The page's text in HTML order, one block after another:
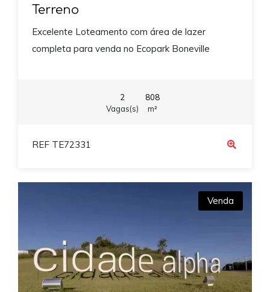
Terreno
Excelente Loteamento com área de lazer
completa para venda no Ecopark Boneville
2
Vagas(s)
808
m²
REF TE72331
Venda